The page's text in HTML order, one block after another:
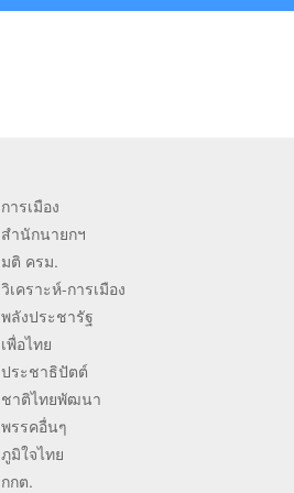
การเมือง
สำนักนายกฯ
มติ ครม.
วิเคราะห์-การเมือง
พลังประชารัฐ
เพื่อไทย
ประชาธิปัตต์
ชาติไทยพัฒนา
พรรคอื่นๆ
ภูมิใจไทย
กกต.